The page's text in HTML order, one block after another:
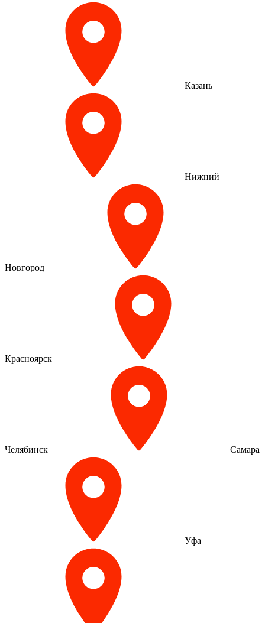
Казань
Нижний
Новгород
Красноярск
Челябинск Самара
Уфа